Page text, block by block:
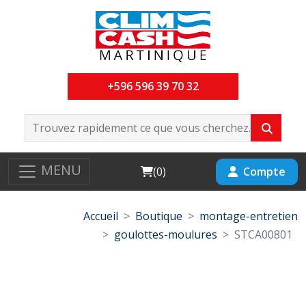
+596 596 39 70 32
MENU Cart
(0) Compte
Accueil Boutique
montage-entretien
goulottes-moulures
STCA00801